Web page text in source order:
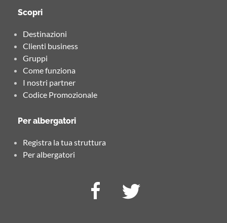
Scopri
Destinazioni
Clienti business
Gruppi
Come funziona
I nostri partner
Codice Promozionale
Per albergatori
Registra la tua struttura
Per albergatori